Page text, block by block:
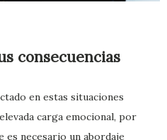
consecuencias
en estas situaciones
carga emocional, por
es necesario un abordaje